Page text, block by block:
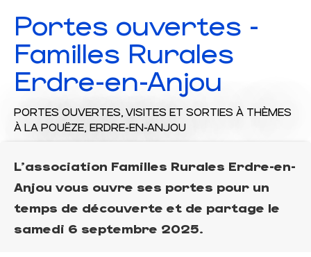
Portes ouvertes -
Familles Rurales
Erdre-en-Anjou
PORTES OUVERTES, VISITES ET SORTIES À THÈMES
À LA POUËZE, ERDRE-EN-ANJOU
L'association Familles Rurales Erdre-en-
Anjou vous ouvre ses portes pour un
temps de découverte et de partage le
samedi 6 septembre 2025.